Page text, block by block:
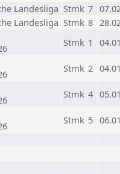
Landesliga Stmk 7
Landesliga Stmk 8
Stmk 1
Stmk 2
Stmk 4
Stmk 5